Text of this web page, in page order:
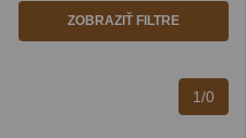
ZOBRAZIŤ FILTRE
1/0